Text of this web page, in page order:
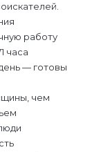
работу
часа
— готовы
чем